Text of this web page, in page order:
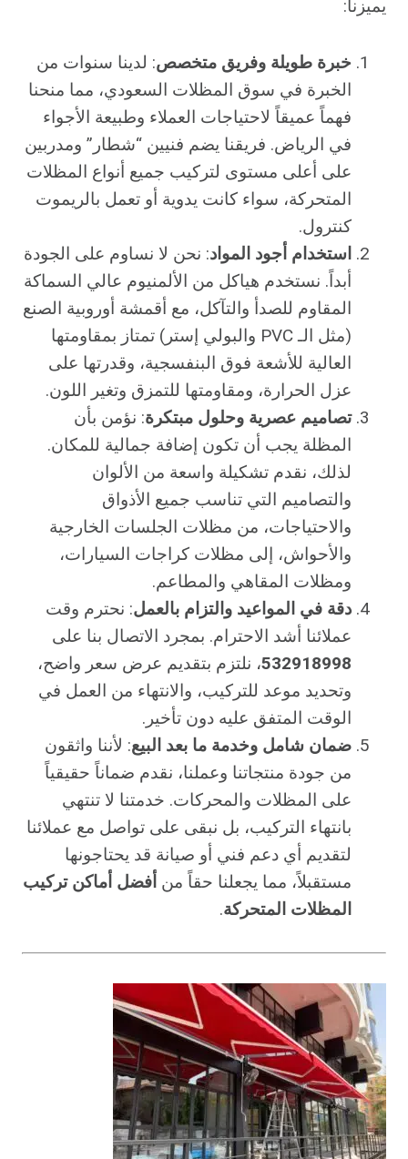
يميزنا:
خبرة طويلة وفريق متخصص: لدينا سنوات من
الخبرة في سوق المظلات السعودي، مما منحنا
فهماً عميقاً لاحتياجات العملاء وطبيعة الأجواء
في الرياض. فريقنا يضم فنيين “شطار” ومدربين
على أعلى مستوى لتركيب جميع أنواع المظلات
المتحركة، سواء كانت يدوية أو تعمل بالريموت
كنترول.
استخدام أجود المواد: نحن لا نساوم على الجودة
أبداً. نستخدم هياكل من الألمنيوم عالي السماكة
المقاوم للصدأ والتآكل، مع أقمشة أوروبية الصنع
(مثل الـ PVC والبولي إستر) تمتاز بمقاومتها
العالية للأشعة فوق البنفسجية، وقدرتها على
عزل الحرارة، ومقاومتها للتمزق وتغير اللون.
تصاميم عصرية وحلول مبتكرة: نؤمن بأن
المظلة يجب أن تكون إضافة جمالية للمكان.
لذلك، نقدم تشكيلة واسعة من الألوان
والتصاميم التي تناسب جميع الأذواق
والاحتياجات، من مظلات الجلسات الخارجية
والأحواش، إلى مظلات كراجات السيارات،
ومظلات المقاهي والمطاعم.
دقة في المواعيد والتزام بالعمل: نحترم وقت
عملائنا أشد الاحترام. بمجرد الاتصال بنا على
532918998، نلتزم بتقديم عرض سعر واضح،
وتحديد موعد للتركيب، والانتهاء من العمل في
الوقت المتفق عليه دون تأخير.
ضمان شامل وخدمة ما بعد البيع: لأننا واثقون
من جودة منتجاتنا وعملنا، نقدم ضماناً حقيقياً
على المظلات والمحركات. خدمتنا لا تنتهي
بانتهاء التركيب، بل نبقى على تواصل مع عملائنا
لتقديم أي دعم فني أو صيانة قد يحتاجونها
مستقبلاً، مما يجعلنا حقاً من أفضل أماكن تركيب
المظلات المتحركة.